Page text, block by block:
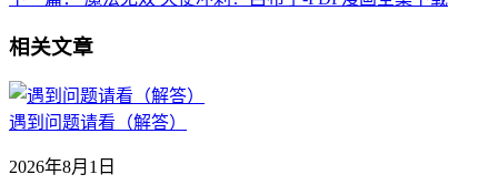
相关文章
遇到问题请看（解答）
2026年8月1日